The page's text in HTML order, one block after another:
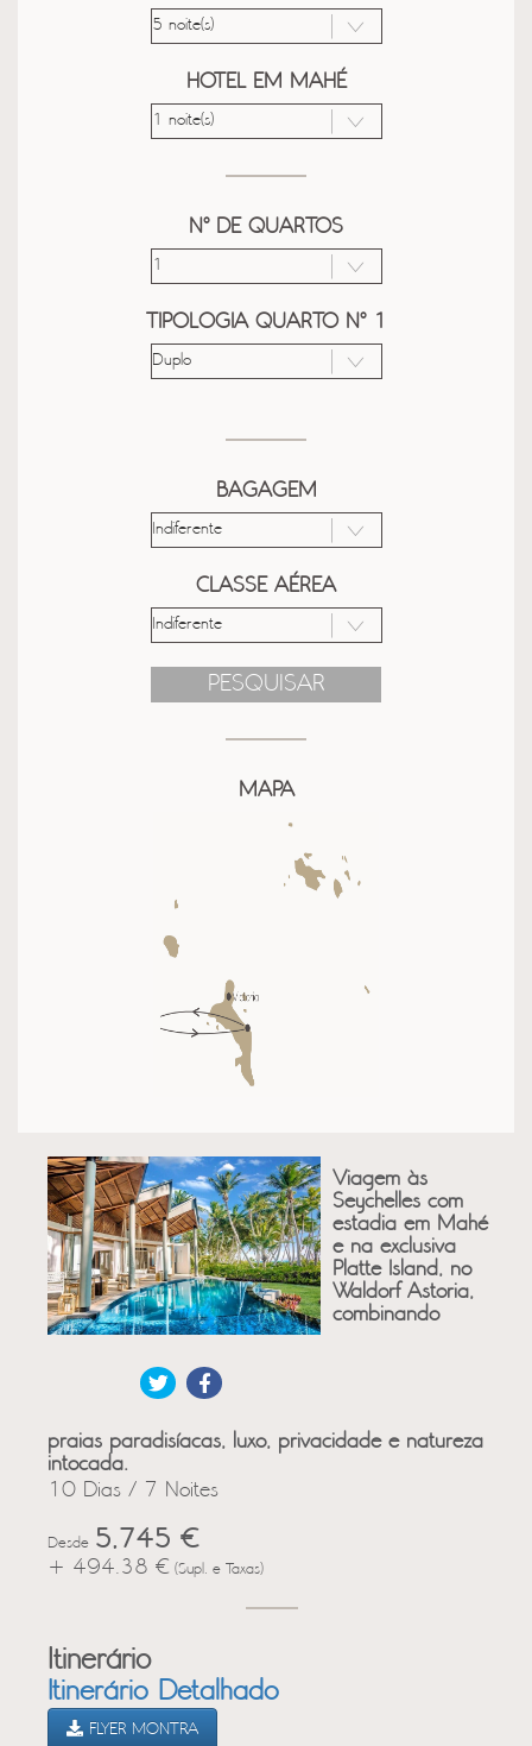
HOTEL EM MAHÉ
Nº DE QUARTOS
TIPOLOGIA QUARTO Nº 1
BAGAGEM
CLASSE AÉREA
PESQUISAR
MAPA
Viagem às
Seychelles com
estadia em Mahé
e na exclusiva
Platte Island, no
Waldorf Astoria,
combinando
praias paradisíacas, luxo, privacidade e natureza
intocada.
10 Dias / 7 Noites
Desde 5,745 €
+ 494.38 € (Supl. e Taxas)
Itinerário
Itinerário Detalhado
FLYER MONTRA